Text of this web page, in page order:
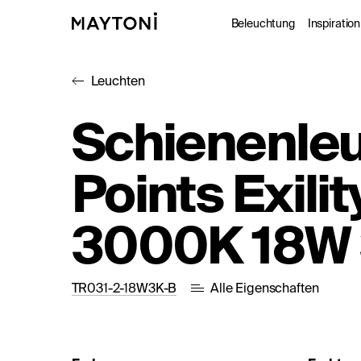
Beleuchtung
Studio
Inspiration
Leuchten
Points
3000K 18W
TR031-2-18W3K-B Alle Eigenschaften